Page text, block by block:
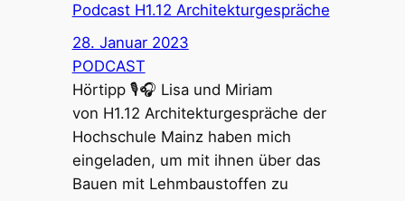
Podcast H1.12 Architekturgespräche
28. Januar 2023
PODCAST
Hörtipp 🎙🎧 Lisa und Miriam
von H1.12 Architekturgespräche der
Hochschule Mainz haben mich
eingeladen, um mit ihnen über das
Bauen mit Lehmbaustoffen zu